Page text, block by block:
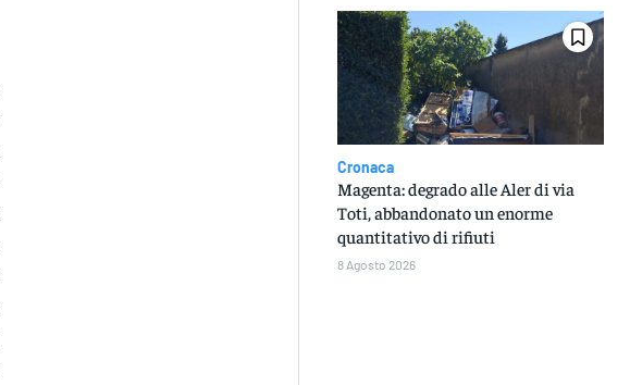
Cronaca
Magenta: degrado alle Aler di via
Toti, abbandonato un enorme
quantitativo di rifiuti
8 Agosto 2026